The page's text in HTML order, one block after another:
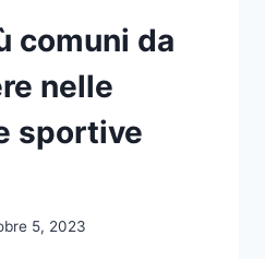
comuni da
nelle
sportive
5, 2023